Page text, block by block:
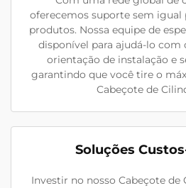
oferecemos suporte sem igual
produtos. Nossa equipe de
disponível para ajudá-lo com
orientação de instalação e
garantindo que você tire o
Cabeçote de
Soluções
Investir no nosso Cabeçote